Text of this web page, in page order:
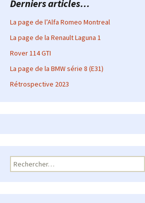
Derniers articles…
La page de l’Alfa Romeo Montreal
La page de la Renault Laguna 1
Rover 114 GTI
La page de la BMW série 8 (E31)
Rétrospective 2023
Rechercher :